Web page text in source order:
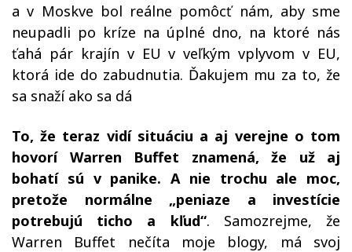
a v Moskve bol reálne pomôcť nám, aby sme
neupadli po kríze na úplné dno, na ktoré nás
ťahá pár krajín v EU v veľkým vplyvom v EU,
ktorá ide do zabudnutia. Ďakujem mu za to, že
sa snaží ako sa dá
To, že teraz vidí situáciu a aj verejne o tom
hovorí Warren Buffet znamená, že už aj
bohatí sú v panike. A nie trochu ale moc,
pretože normálne „peniaze a investície
potrebujú ticho a kľud“. Samozrejme, že
Warren Buffet nečíta moje blogy, má svoj